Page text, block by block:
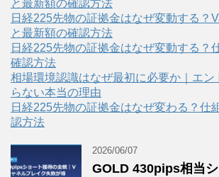
と最新額の確認方法
日経225先物の証拠金はなぜ変動する？
と最新額の確認方法
日経225先物の証拠金はなぜ変動する？
確認方法
相場環境認識はなぜ最初に必要か｜エン
らない本当の理由
日経225先物の証拠金はなぜ変わる？仕
認方法
2026/06/07
GOLD 430pips相当